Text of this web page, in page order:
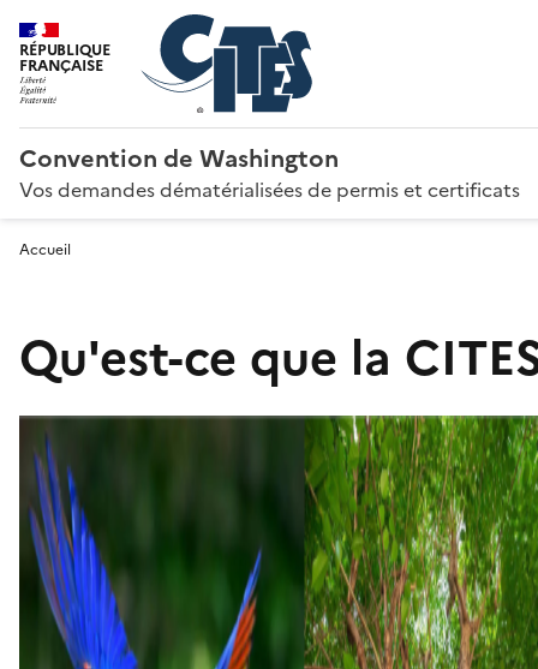
RÉPUBLIQUE
FRANÇAISE
Convention de Washington
Vos demandes dématérialisées de permis et certificats
Accueil
Qu'est-ce que la